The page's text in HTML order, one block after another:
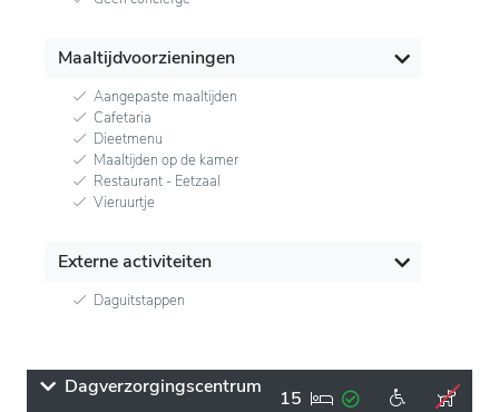
Maaltijdvoorzieningen
Aangepaste maaltijden
Cafetaria
Dieetmenu
Maaltijden op de kamer
Restaurant - Eetzaal
Vieruurtje
Externe activiteiten
Daguitstappen
Dagverzorgingscentrum 15